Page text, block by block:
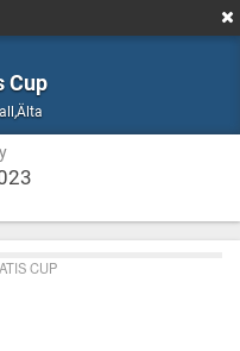
Cup
Ishall,Älta
CUP